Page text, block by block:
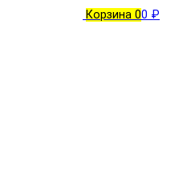
Корзина 00 ₽